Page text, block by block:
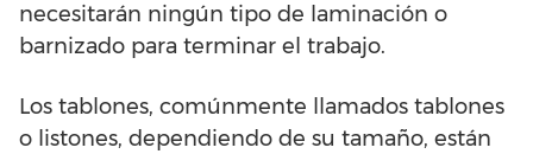
necesitarán ningún tipo de laminación o
barnizado para terminar el trabajo.
Los tablones, comúnmente llamados tablones
o listones, dependiendo de su tamaño, están